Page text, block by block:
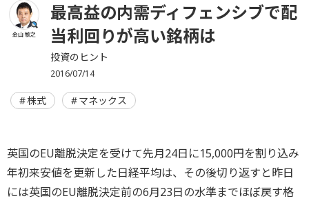
金山 敏之
最高益の内需ディフェンシブで配
当利回りが高い銘柄は
投資のヒント
2016/07/14
株式 マネックス
英国のEU離脱決定を受けて先月24日に15,000円を割り込み
年初来安値を更新した日経平均は、その後切り返すと昨日
には英国のEU離脱決定前の6月23日の水準までほぼ戻す格